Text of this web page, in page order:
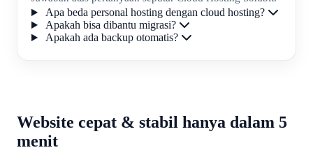
Apa beda personal hosting dengan cloud hosting?
Apakah bisa dibantu migrasi?
Apakah ada backup otomatis?
Website cepat & stabil hanya dalam 5
menit